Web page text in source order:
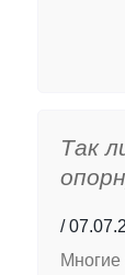
Так
Многие